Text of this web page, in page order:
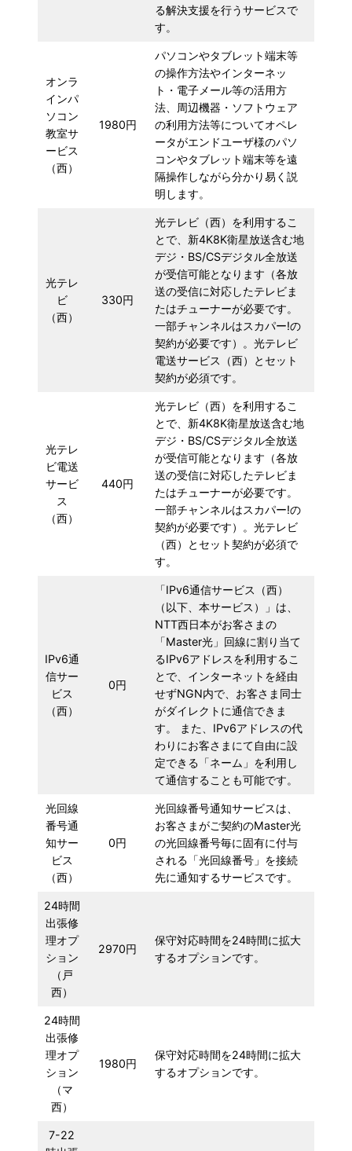
る解決支援を行うサービスで
す。
オンラ
インパ
ソコン
教室サ
ービス
（西）
1980円
パソコンやタブレット端末等
の操作方法やインターネッ
ト・電子メール等の活用方
法、周辺機器・ソフトウェア
の利用方法等についてオペレ
ータがエンドユーザ様のパソ
コンやタブレット端末等を遠
隔操作しながら分かり易く説
明します。
光テレ
ビ
（西）
330円
光テレビ（西）を利用するこ
とで、新4K8K衛星放送含む地
デジ・BS/CSデジタル全放送
が受信可能となります（各放
送の受信に対応したテレビま
たはチューナーが必要です。
一部チャンネルはスカパー!の
契約が必要です）。光テレビ
電送サービス（西）とセット
契約が必須です。
光テレ
ビ電送
サービ
ス
（西）
440円
光テレビ（西）を利用するこ
とで、新4K8K衛星放送含む地
デジ・BS/CSデジタル全放送
が受信可能となります（各放
送の受信に対応したテレビま
たはチューナーが必要です。
一部チャンネルはスカパー!の
契約が必要です）。光テレビ
（西）とセット契約が必須で
す。
IPv6通
信サー
ビス
（西）
0円
「IPv6通信サービス（西）
（以下、本サービス）」は、
NTT西日本がお客さまの
「Master光」回線に割り当て
るIPv6アドレスを利用するこ
とで、インターネットを経由
せずNGN内で、お客さま同士
がダイレクトに通信できま
す。 また、IPv6アドレスの代
わりにお客さまにて自由に設
定できる「ネーム」を利用し
て通信することも可能です。
光回線
番号通
知サー
ビス
（西）
0円
光回線番号通知サービスは、
お客さまがご契約のMaster光
の光回線番号毎に固有に付与
される「光回線番号」を接続
先に通知するサービスです。
24時間
出張修
理オプ
ション
（戸
西）
2970円
保守対応時間を24時間に拡大
するオプションです。
24時間
出張修
理オプ
ション
（マ
西）
1980円
保守対応時間を24時間に拡大
するオプションです。
7-22